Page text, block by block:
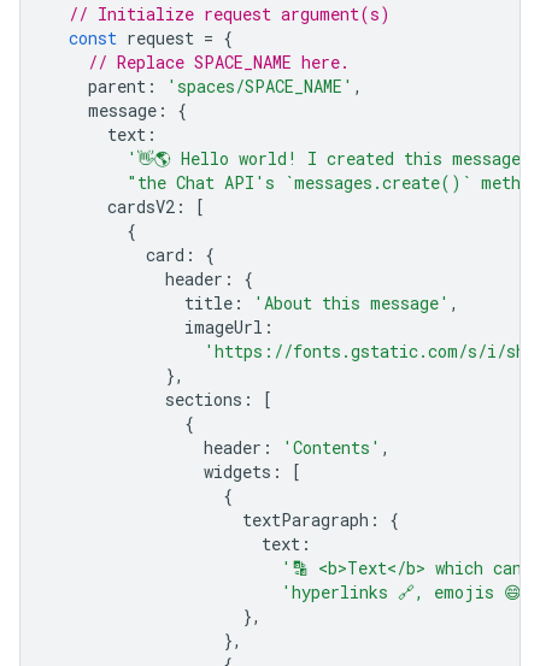
// Initialize request argument(s)
const request = {
// Replace SPACE_NAME here.
parent : 'spaces/SPACE_NAME' ,
message :
{
text :
'👋🌎 Hello world! I created this
"the Chat API's `messages.create()`
cardsV2 :
[
{
card :
{
header :
{
title : 'About this message' ,
imageUrl :
'https://fonts.gstatic.com/s/i/
},
sections :
[
{
header : 'Contents' ,
widgets :
[
{
textParagraph :
{
text :
'🔡 <b>Text</b> which
'hyperlinks 🔗, emojis
},
},